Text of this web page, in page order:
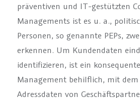
präventiven und IT-gestützten
Managements ist es u. a.,
Personen, so genannte PEPs,
erkennen. Um Kundendaten
identifizieren, ist ein
Management behilflich, mit
Adressdaten von